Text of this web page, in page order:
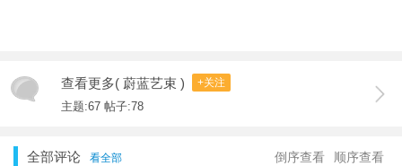
查看更多( 蔚蓝艺束 ) +关注
主题:67 帖子:78
全部评论 看全部 顺序查看
倒序查看